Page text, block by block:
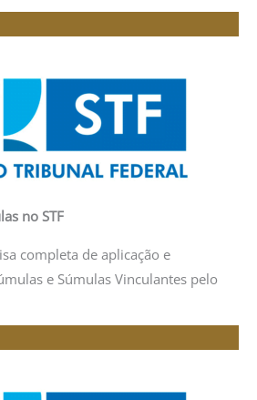
no STF
completa de aplicação e
e Súmulas Vinculantes pelo